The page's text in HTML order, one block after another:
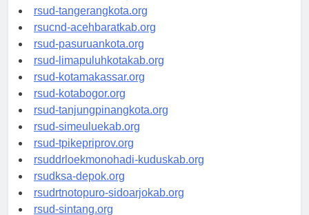
rsud-kotabekasi.org
rsud-tangerangkota.org
rsucnd-acehbaratkab.org
rsud-pasuruankota.org
rsud-limapuluhkotakab.org
rsud-kotamakassar.org
rsud-kotabogor.org
rsud-tanjungpinangkota.org
rsud-simeuluekab.org
rsud-tpikepriprov.org
rsuddrloekmonohadi-kuduskab.org
rsudksa-depok.org
rsudrtnotopuro-sidoarjokab.org